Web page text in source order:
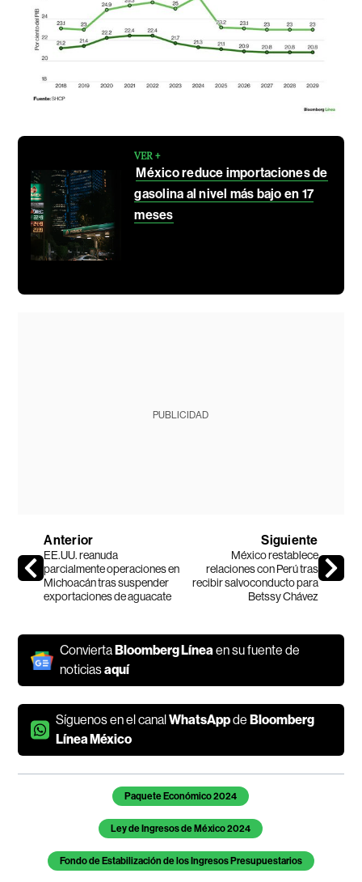
VER +
México reduce importaciones de
gasolina al nivel más bajo en 17
meses
PUBLICIDAD
Anterior
EE.UU. reanuda
parcialmente operaciones en
Michoacán tras suspender
exportaciones de aguacate
Siguiente
México restablece
relaciones con Perú tras
recibir salvoconducto para
Betssy Chávez
Convierta Bloomberg Líneaen su fuente de
noticiasaquí
Síguenos en el canalWhatsAppde Bloomberg
Línea México
Temas de este artículoPaquete Económico 2024
Ley de Ingresos de México 2024
Fondo de Estabilización de los Ingresos Presupuestarios